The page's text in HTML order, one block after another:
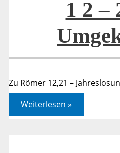
1 2 –
Zu Römer 12,21 –
1
2
–
Weiterlesen »